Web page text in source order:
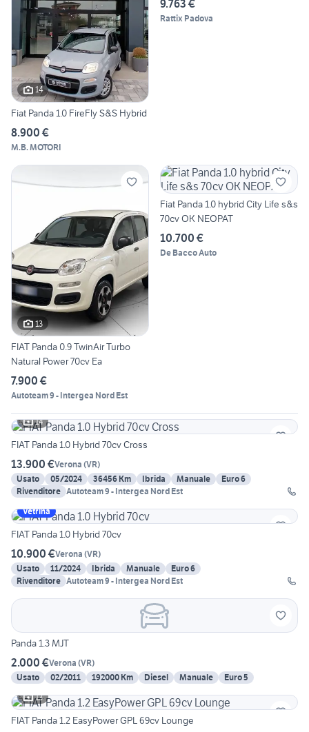
14
Fiat Panda 1.0 FireFly S&S Hybrid
8.900 €
M.B. MOTORI
9.763 €
Rattix Padova
13
FIAT Panda 0.9 TwinAir Turbo
Natural Power 70cv Ea
7.900 €
Autoteam 9 - Intergea Nord Est
Fiat Panda 1.0 hybrid City Life s&s
70cv OK NEOPAT
10.700 €
De Bacco Auto
14
FIAT Panda 1.0 Hybrid 70cv Cross
13.900 €Verona (VR)
Usato
05/2024 36456 Km Ibrida Manuale
Euro 6
Rivenditore Autoteam 9 - Intergea Nord Est
Vetrina
FIAT Panda 1.0 Hybrid 70cv
10.900 €Verona (VR)
Usato
11/2024 Ibrida Manuale
Euro 6
Rivenditore Autoteam 9 - Intergea Nord Est
Panda 1.3 MJT
2.000 €Verona (VR)
Usato
02/2011 192000 Km Diesel Manuale
Euro 5
13
FIAT Panda 1.2 EasyPower GPL 69cv Lounge